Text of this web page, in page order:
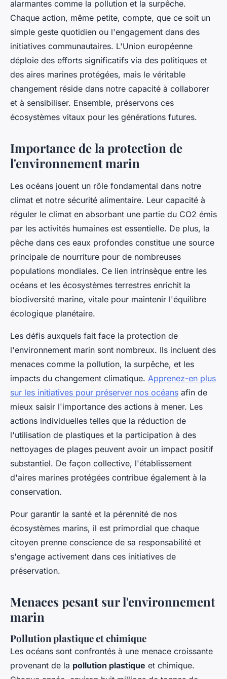
alarmantes comme la pollution et la surpêche.
Chaque action, même petite, compte, que ce soit un
simple geste quotidien ou l'engagement dans des
initiatives communautaires. L'Union européenne
déploie des efforts significatifs via des politiques et
des aires marines protégées, mais le véritable
changement réside dans notre capacité à collaborer
et à sensibiliser. Ensemble, préservons ces
écosystèmes vitaux pour les générations futures.
Importance de la protection de
l'environnement marin
Les océans jouent un rôle fondamental dans notre
climat et notre sécurité alimentaire. Leur capacité à
réguler le climat en absorbant une partie du CO2 émis
par les activités humaines est essentielle. De plus, la
pêche dans ces eaux profondes constitue une source
principale de nourriture pour de nombreuses
populations mondiales. Ce lien intrinsèque entre les
océans et les écosystèmes terrestres enrichit la
biodiversité marine, vitale pour maintenir l'équilibre
écologique planétaire.
Les défis auxquels fait face la protection de
l'environnement marin sont nombreux. Ils incluent des
menaces comme la pollution, la surpêche, et les
impacts du changement climatique. Apprenez-en plus
sur les initiatives pour préserver nos océans afin de
mieux saisir l'importance des actions à mener. Les
actions individuelles telles que la réduction de
l'utilisation de plastiques et la participation à des
nettoyages de plages peuvent avoir un impact positif
substantiel. De façon collective, l'établissement
d'aires marines protégées contribue également à la
conservation.
Pour garantir la santé et la pérennité de nos
écosystèmes marins, il est primordial que chaque
citoyen prenne conscience de sa responsabilité et
s'engage activement dans ces initiatives de
préservation.
Menaces pesant sur l'environnement
marin
Pollution plastique et chimique
Les océans sont confrontés à une menace croissante
provenant de la pollution plastique et chimique.